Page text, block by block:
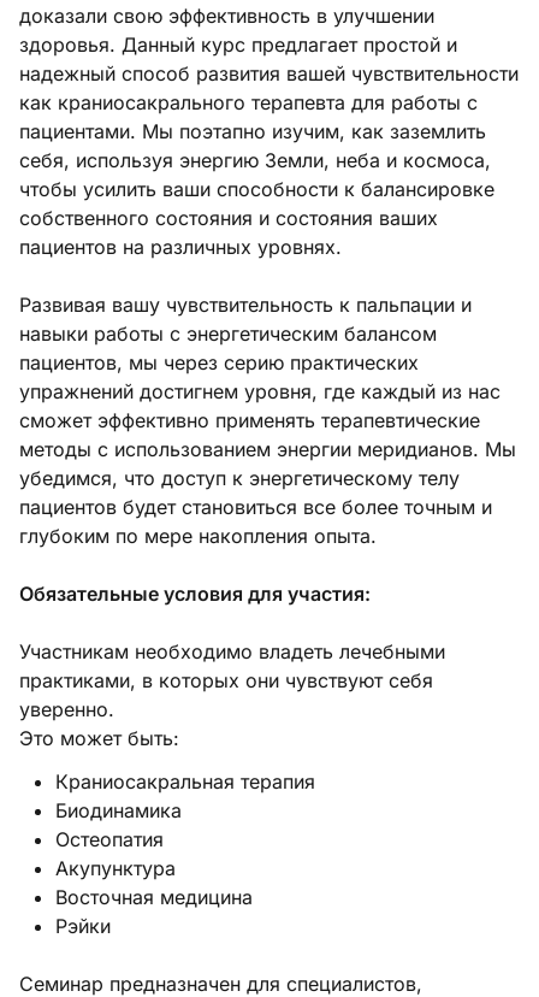
доказали свою эффективность в улучшении
здоровья. Данный курс предлагает простой и
надежный способ развития вашей чувствительности
как краниосакрального терапевта для работы с
пациентами. Мы поэтапно изучим, как заземлить
себя, используя энергию Земли, неба и космоса,
чтобы усилить ваши способности к балансировке
собственного состояния и состояния ваших
пациентов на различных уровнях.
Развивая вашу чувствительность к пальпации и
навыки работы с энергетическим балансом
пациентов, мы через серию практических
упражнений достигнем уровня, где каждый из нас
сможет эффективно применять терапевтические
методы с использованием энергии меридианов. Мы
убедимся, что доступ к энергетическому телу
пациентов будет становиться все более точным и
глубоким по мере накопления опыта.
Обязательные условия для участия:
Участникам необходимо владеть лечебными
практиками, в которых они чувствуют себя
уверенно.
Это может быть:
Краниосакральная терапия
Биодинамика
Остеопатия
Акупунктура
Восточная медицина
Рэйки
Семинар предназначен для специалистов,